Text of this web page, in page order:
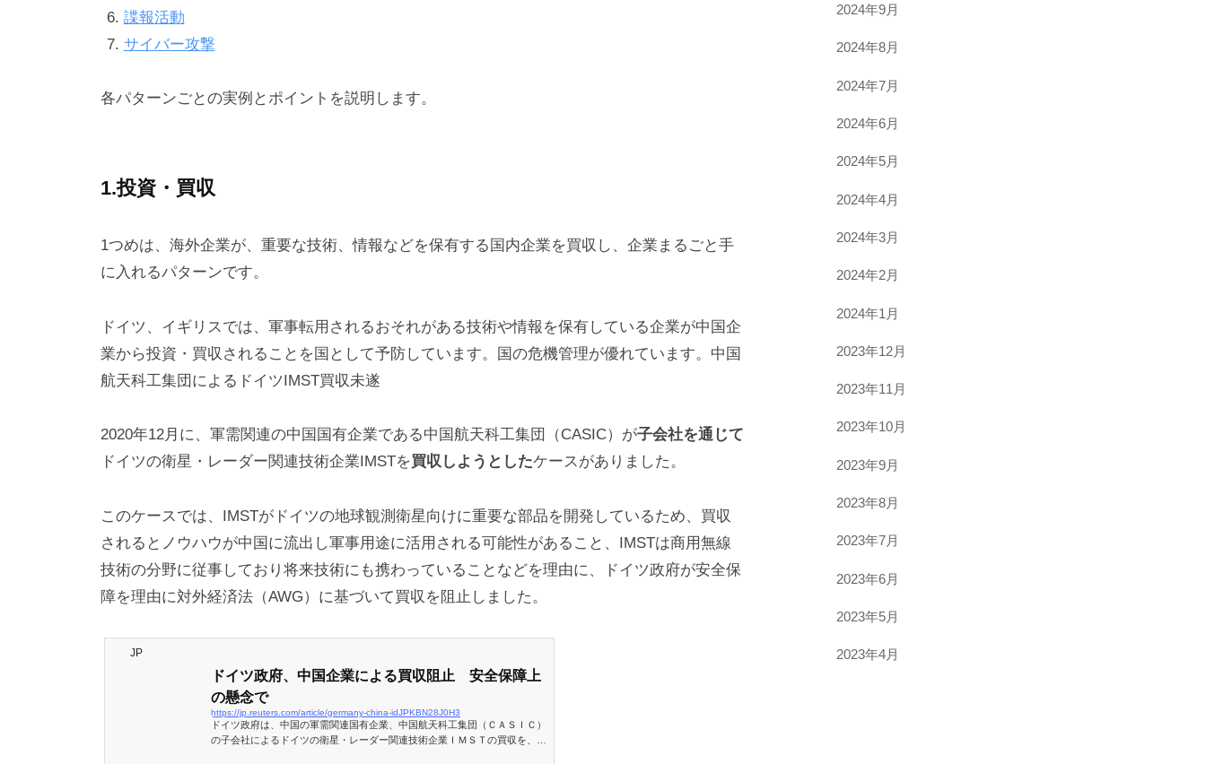
諜報活動
サイバー攻撃
各パターンごとの実例とポイントを説明します。
1.投資・買収
1つめは、海外企業が、重要な技術、情報などを保有する国内企業を買収し、企業まるごと手
に入れるパターンです。
ドイツ、イギリスでは、軍事転用されるおそれがある技術や情報を保有している企業が中国企
業から投資・買収されることを国として予防しています。国の危機管理が優れています。中国
航天科工集団によるドイツIMST買収未遂
2020年12月に、軍需関連の中国国有企業である中国航天科工集団（CASIC）が子会社を通じて
ドイツの衛星・レーダー関連技術企業IMSTを買収しようとしたケースがありました。
このケースでは、IMSTがドイツの地球観測衛星向けに重要な部品を開発しているため、買収
されるとノウハウが中国に流出し軍事用途に活用される可能性があること、IMSTは商用無線
技術の分野に従事しており将来技術にも携わっていることなどを理由に、ドイツ政府が安全保
障を理由に対外経済法（AWG）に基づいて買収を阻止しました。
JP
ドイツ政府、中国企業による買収阻止 安全保障上
の懸念で
https://jp.reuters.com/article/germany-china-idJPKBN28J0H3
ドイツ政府は、中国の軍需関連国有企業、中国航天科工集団（ＣＡＳＩＣ）
の子会社によるドイツの衛星・レーダー関連技術企業ＩＭＳＴの買収を、国
2024年9月
2024年8月
2024年7月
2024年6月
2024年5月
2024年4月
2024年3月
2024年2月
2024年1月
2023年12月
2023年11月
2023年10月
2023年9月
2023年8月
2023年7月
2023年6月
2023年5月
2023年4月